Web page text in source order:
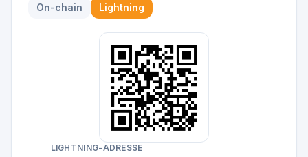
On-chain Lightning
LIGHTNING-ADRESSE